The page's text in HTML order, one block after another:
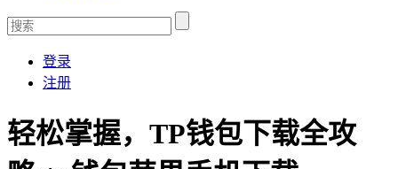
登录
注册
轻松掌握，TP钱包下载全攻